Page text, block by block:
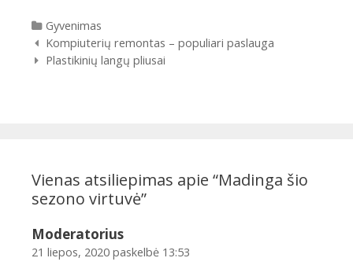
Kategorijos
Gyvenimas
Įrašų
navigacija
Kompiuterių remontas – populiari paslauga
Plastikinių langų pliusai
Vienas atsiliepimas apie “Madinga šio
sezono virtuvė”
Moderatorius
21 liepos, 2020 paskelbė 13:53